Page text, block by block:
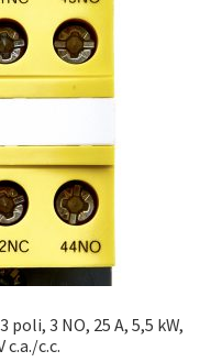
сложные решения
3 NO, 25 A, 5,5 kW,
c.a./c.c.